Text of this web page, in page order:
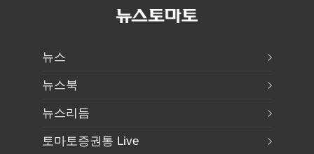
뉴스
뉴스북
뉴스리듬
토마토증권통 Live